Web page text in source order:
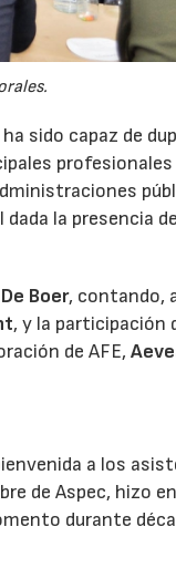
sido capaz de
profesionales
la presencia de
De Boer, contando,
, y la participación
de AFE,
a los
de Aspec, hizo
durante